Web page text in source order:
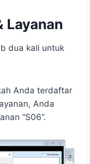
Layanan
dua kali untuk
Anda terdaftar
Anda
“S06”.